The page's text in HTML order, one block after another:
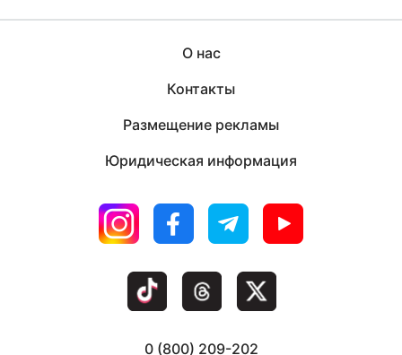
О нас
Контакты
Размещение рекламы
Юридическая информация
0 (800) 209-202